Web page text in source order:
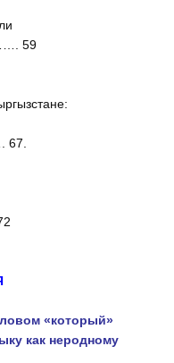
59
«который»
как неродному